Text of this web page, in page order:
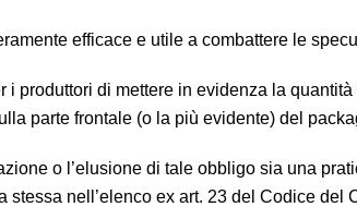
efficace e utile a combattere le
i produttori di mettere in evidenza la
parte frontale (o la più evidente) del
o l’elusione di tale obbligo sia una
stessa nell’elenco ex art. 23 del Codice